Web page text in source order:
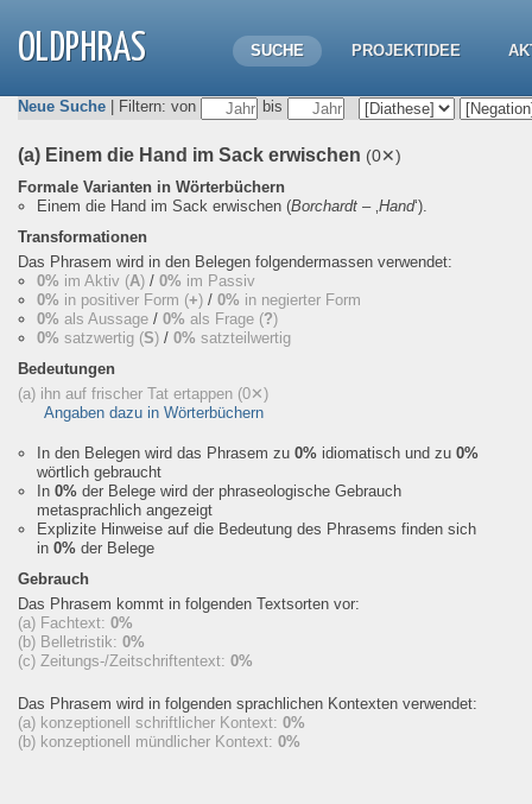
OLDPHRAS SUCHE PROJEKTIDEE
Neue Suche | Filtern: von bis
(a) Einem die Hand im Sack erwischen (0✕)
Formale Varianten in Wörterbüchern
Einem die Hand im Sack erwischen (Borchardt – ‚Hand‘).
Transformationen
Das Phrasem wird in den Belegen folgendermassen verwendet:
0% im Aktiv (A) / 0% im Passiv
0% in positiver Form (+) / 0% in negierter Form
0% als Aussage / 0% als Frage (?)
0% satzwertig (S) / 0% satzteilwertig
Bedeutungen
(a) ihn auf frischer Tat ertappen (0✕)
Angaben dazu in Wörterbüchern
In den Belegen wird das Phrasem zu 0% idiomatisch und zu 0%
wörtlich gebraucht
In 0% der Belege wird der phraseologische Gebrauch
metasprachlich angezeigt
Explizite Hinweise auf die Bedeutung des Phrasems finden sich
in 0% der Belege
Gebrauch
Das Phrasem kommt in folgenden Textsorten vor:
(a) Fachtext: 0%
(b) Belletristik: 0%
(c) Zeitungs-/Zeitschriftentext: 0%
Das Phrasem wird in folgenden sprachlichen Kontexten verwendet:
(a) konzeptionell schriftlicher Kontext: 0%
(b) konzeptionell mündlicher Kontext: 0%